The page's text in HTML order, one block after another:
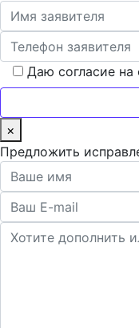
Даю согласие на
×
Предложить